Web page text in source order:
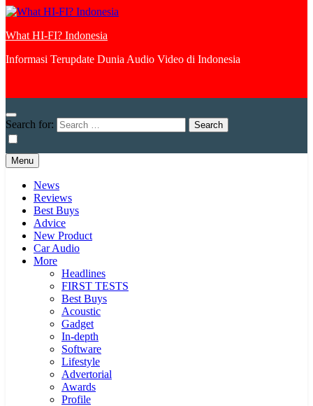
What HI-FI? Indonesia
Informasi Terupdate Dunia Audio Video di Indonesia
Search for:
Menu
News
Reviews
Best Buys
Advice
New Product
Car Audio
More
Headlines
FIRST TESTS
Best Buys
Acoustic
Gadget
In-depth
Software
Lifestyle
Advertorial
Awards
Profile